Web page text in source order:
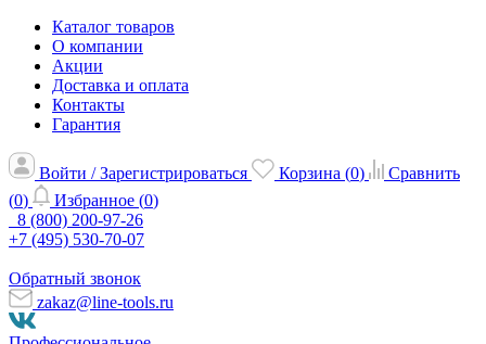
Каталог товаров
О компании
Акции
Доставка и оплата
Контакты
Гарантия
Войти / Зарегистрироваться Корзина (0)
Сравнить
(0) Избранное (0)
8 (800) 200-97-26
+7 (495) 530-70-07
Обратный звонок
zakaz@line-tools.ru